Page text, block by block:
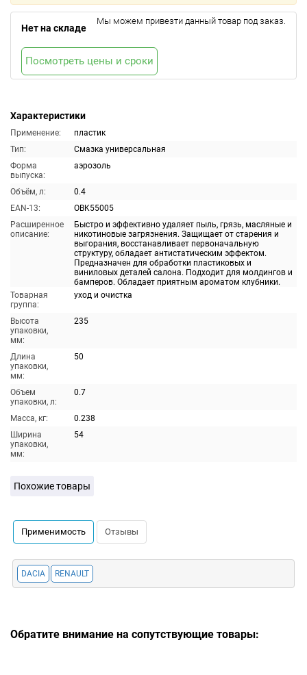
Характеристики
Применение:
пластик
Тип:
Смазка универсальная
Форма
выпуска:
аэрозоль
Объём, л:
0.4
EAN-13:
OBK55005
Расширенное
описание:
Быстро и эффективно удаляет пыль, грязь, масляные и
никотиновые загрязнения. Защищает от старения и
выгорания, восстанавливает первоначальную
структуру, обладает антистатическим эффектом.
Предназначен для обработки пластиковых и
виниловых деталей салона. Подходит для молдингов и
бамперов. Обладает приятным ароматом клубники.
Товарная
группа:
уход и очистка
Высота
упаковки,
мм:
235
Длина
упаковки,
мм:
50
Объем
упаковки, л:
0.7
Масса, кг:
0.238
Ширина
упаковки,
мм:
54
Нет на складе
Мы можем привезти данный товар под заказ.
Посмотреть цены и сроки
Похожие товары
Применимость Отзывы
DACIA RENAULT
Обратите внимание на сопутствующие товары: